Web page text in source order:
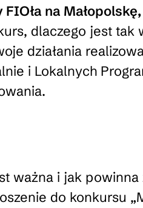
FIOła na
dlaczego jest tak
działania
i Lokalnych
ważna i jak
do konkursu